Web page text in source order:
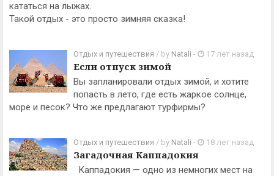
кататься на лыжах.
Такой отдых - это просто зимняя сказка!
Отдых и путешествия / by Natali - 17 лет назад
Если отпуск зимой
Вы запланировали отдых зимой, и хотите
попасть в лето, где есть жаркое солнце,
море и песок? Что же предлагают турфирмы?
Отдых и путешествия / by Natali - 18 лет назад
Загадочная Каппадокия
Каппадокия — одно из немногих мест на